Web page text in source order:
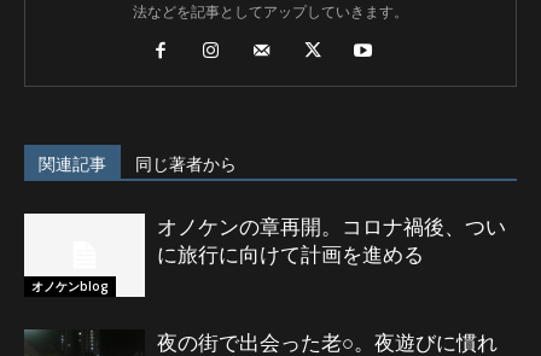
法などを記事としてアップしていきます。
関連記事 同じ著者から
オノケンblog
オノケンの章再開。コロナ禍後、つい
に旅行に向けて計画を進める
夜の街で出会った老○。夜遊びに慣れ